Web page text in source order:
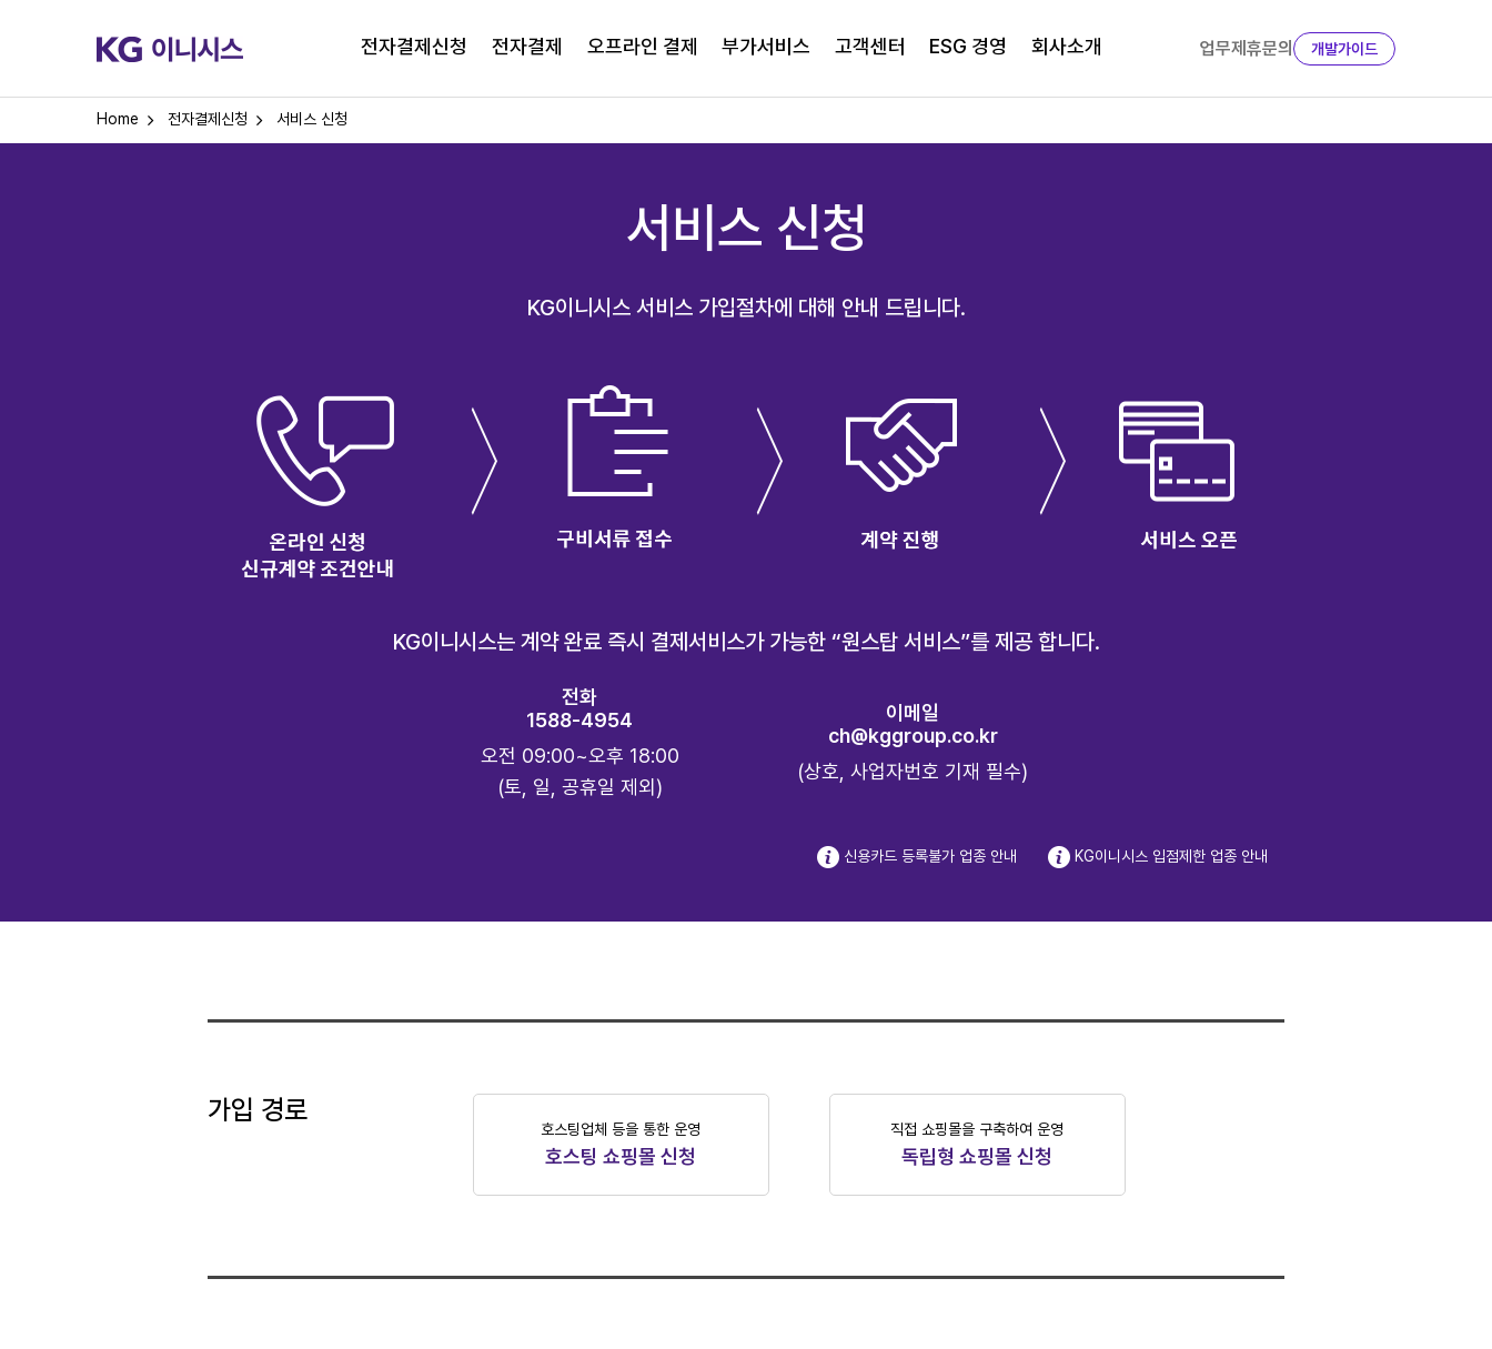
전자결제신청 전자결제 오프라인 결제 부가서비스 고객센터 ESG 경영 회사소개 업무제휴문의 개발가이드
Home 전자결제신청 서비스 신청
서비스 신청
KG이니시스 서비스 가입절차에 대해 안내 드립니다.
KG이니시스는 계약 완료 즉시 결제서비스가 가능한 “원스탑 서비스”를 제공 합니다.
전화
1588-4954
오전 09:00~오후 18:00
(토, 일, 공휴일 제외)
이메일
ch@kggroup.co.kr
(상호, 사업자번호 기재 필수)
신용카드 등록불가 업종 안내 KG이니시스 입점제한 업종 안내
가입 경로
호스팅업체 등을 통한 운영
호스팅 쇼핑몰 신청
직접 쇼핑몰을 구축하여 운영
독립형 쇼핑몰 신청